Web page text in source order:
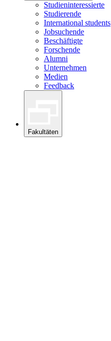
Studieninteressierte
Studierende
International students
Jobsuchende
Beschäftigte
Forschende
Alumni
Unternehmen
Medien
Feedback
Fakultäten